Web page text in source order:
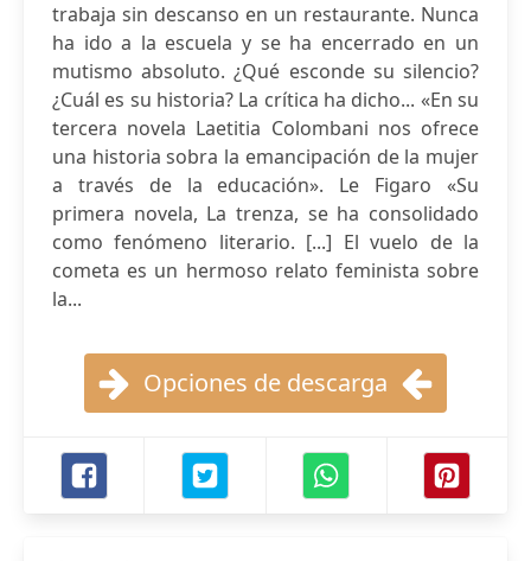
trabaja sin descanso en un restaurante. Nunca
ha ido a la escuela y se ha encerrado en un
mutismo absoluto. ¿Qué esconde su silencio?
¿Cuál es su historia? La crítica ha dicho... «En su
tercera novela Laetitia Colombani nos ofrece
una historia sobra la emancipación de la mujer
a través de la educación». Le Figaro «Su
primera novela, La trenza, se ha consolidado
como fenómeno literario. [...] El vuelo de la
cometa es un hermoso relato feminista sobre
la...
Opciones de descarga